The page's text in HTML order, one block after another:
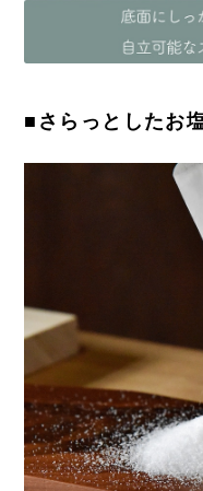
■さらっとしたお